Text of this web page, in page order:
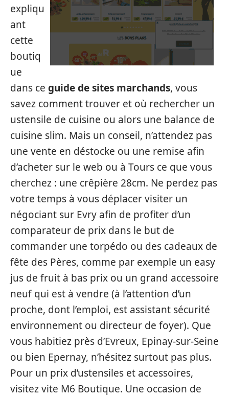
expliqu
ant
cette
boutiq
ue
dans ce guide de sites marchands, vous
savez comment trouver et où rechercher un
ustensile de cuisine ou alors une balance de
cuisine slim. Mais un conseil, n’attendez pas
une vente en déstocke ou une remise afin
d’acheter sur le web ou à Tours ce que vous
cherchez : une crêpière 28cm. Ne perdez pas
votre temps à vous déplacer visiter un
négociant sur Evry afin de profiter d’un
comparateur de prix dans le but de
commander une torpédo ou des cadeaux de
fête des Pères, comme par exemple un easy
jus de fruit à bas prix ou un grand accessoire
neuf qui est à vendre (à l’attention d’un
proche, dont l’emploi, est assistant sécurité
environnement ou directeur de foyer). Que
vous habitiez près d’Evreux, Epinay-sur-Seine
ou bien Epernay, n’hésitez surtout pas plus.
Pour un prix d’ustensiles et accessoires,
visitez vite M6 Boutique. Une occasion de